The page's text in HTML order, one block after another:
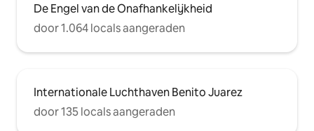
De Engel van de Onafhankelijkheid
door 1.064 locals aangeraden
Internationale Luchthaven Benito Juarez
door 135 locals aangeraden